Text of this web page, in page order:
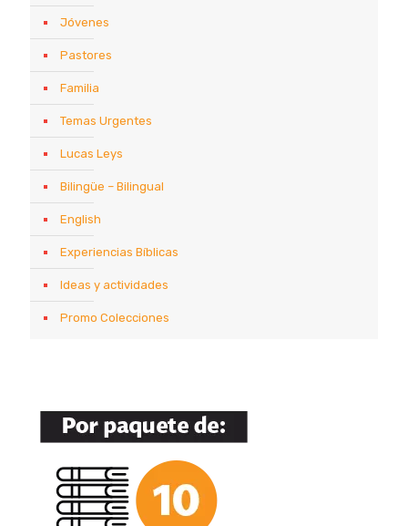
Jóvenes
Pastores
Familia
Temas Urgentes
Lucas Leys
Bilingüe – Bilingual
English
Experiencias Bíblicas
Ideas y actividades
Promo Colecciones